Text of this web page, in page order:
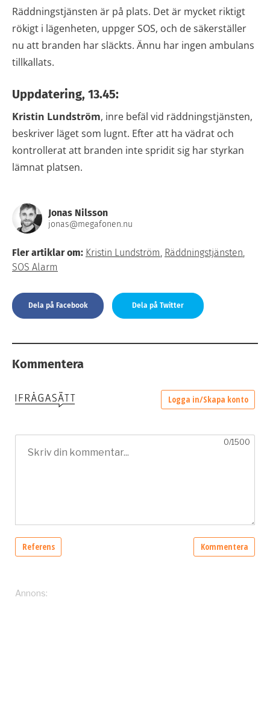
Räddningstjänsten är på plats. Det är mycket riktigt
rökigt i lägenheten, uppger SOS, och de säkerställer
nu att branden har släckts. Ännu har ingen ambulans
tillkallats.
Uppdatering, 13.45:
Kristin Lundström, inre befäl vid räddningstjänsten,
beskriver läget som lugnt. Efter att ha vädrat och
kontrollerat att branden inte spridit sig har styrkan
lämnat platsen.
Jonas Nilsson
jonas@megafonen.nu
Fler artiklar om: Kristin Lundström, Räddningstjänsten,
SOS Alarm
Dela på Facebook Dela på Twitter
Kommentera